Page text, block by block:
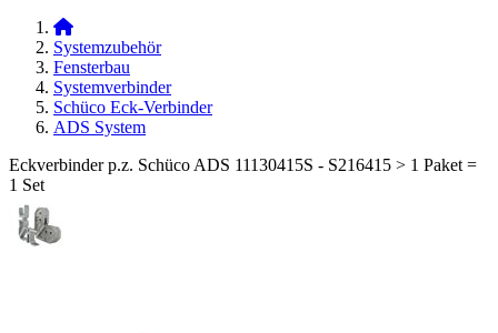
Systemzubehör
Fensterbau
Systemverbinder
Schüco Eck-Verbinder
ADS System
Eckverbinder p.z. Schüco ADS 11130415S - S216415 > 1 Paket =
1 Set